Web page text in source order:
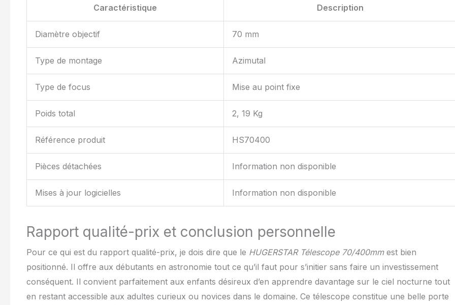
Caractéristique Description
Diamètre objectif 70 mm
Type de montage Azimutal
Type de focus Mise au point fixe
Poids total 2, 19 Kg
Référence produit HS70400
Pièces détachées Information non disponible
Mises à jour logicielles Information non disponible
Rapport qualité-prix et conclusion personnelle
Pour ce qui est du rapport qualité-prix, je dois dire que le HUGERSTAR Télescope 70/400mmest bien
positionné. Il offre aux débutants en astronomie tout ce qu’il faut pour s’initier sans faire un investissement
conséquent. Il convient parfaitement aux enfants désireux d’en apprendre davantage sur le ciel nocturne tout
en restant accessible aux adultes curieux ou novices dans le domaine. Ce télescope constitue une belle porte